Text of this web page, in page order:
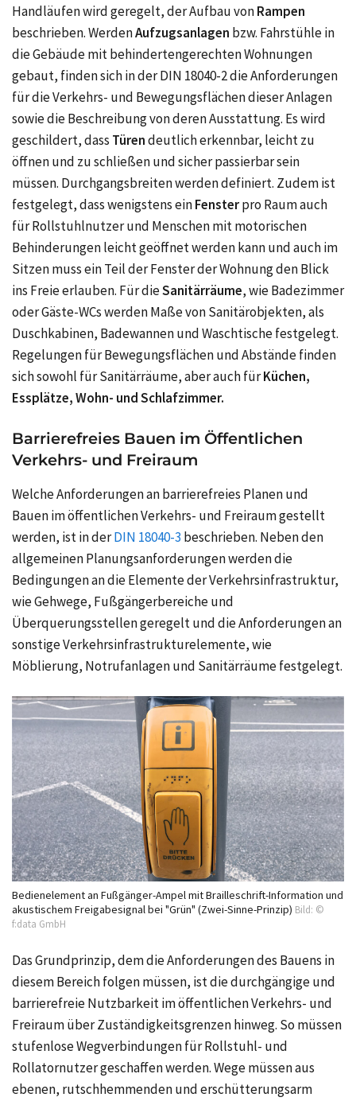
Handläufen wird geregelt, der Aufbau vonRampen
beschrieben. WerdenAufzugsanlagen bzw. Fahrstühle in
die Gebäude mit behindertengerechten Wohnungen
gebaut, finden sich in derDIN 18040-2die Anforderungen
für die Verkehrs- und Bewegungsflächen dieser Anlagen
sowie die Beschreibung von deren Ausstattung. Es wird
geschildert, dass Türendeutlich erkennbar, leicht zu
öffnen und zu schließen und sicher passierbar sein
müssen. Durchgangsbreiten werden definiert. Zudem ist
festgelegt, dass wenigstens einFensterpro Raum auch
für Rollstuhlnutzer und Menschen mit motorischen
Behinderungen leicht geöffnet werden kann und auch im
Sitzen muss ein Teil der Fenster der Wohnung den Blick
ins Freie erlauben. Für dieSanitärräume, wie Badezimmer
oder Gäste-WCs werden Maße von Sanitärobjekten, als
Duschkabinen, Badewannen und Waschtische festgelegt.
Regelungen für Bewegungsflächen und Abstände finden
sich sowohl für Sanitärräume, aber auch fürKüchen,
Essplätze, Wohn- und Schlafzimmer.
Barrierefreies Bauen im Öffentlichen
Verkehrs- und Freiraum
Welche Anforderungen an barrierefreies Planen und
Bauen im öffentlichen Verkehrs- und Freiraum gestellt
werden, ist in derDIN 18040-3 beschrieben. Neben den
allgemeinen Planungsanforderungen werden die
Bedingungen an die Elemente der Verkehrsinfrastruktur,
wie Gehwege, Fußgängerbereiche und
Überquerungsstellen geregelt und die Anforderungen an
sonstige Verkehrsinfrastrukturelemente, wie
Möblierung, Notrufanlagen und Sanitärräume festgelegt.
Bedienelement an Fußgänger-Ampel mit Brailleschrift-Information und
akustischem Freigabesignal bei "Grün" (Zwei-Sinne-Prinzip) Bild: ©
f:data GmbH
Das Grundprinzip, dem die Anforderungen des Bauens in
diesem Bereich folgen müssen, ist die durchgängige und
barrierefreie Nutzbarkeit im öffentlichen Verkehrs- und
Freiraum über Zuständigkeitsgrenzen hinweg. So müssen
stufenlose Wegverbindungen für Rollstuhl- und
Rollatornutzer geschaffen werden. Wege müssen aus
ebenen, rutschhemmenden und erschütterungsarm